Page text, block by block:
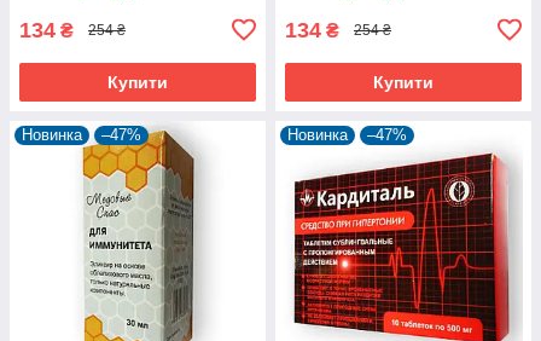
134 ₴ 254 ₴
Купити
134 ₴ 254 ₴
Купити
Новинка –47% Новинка –47%